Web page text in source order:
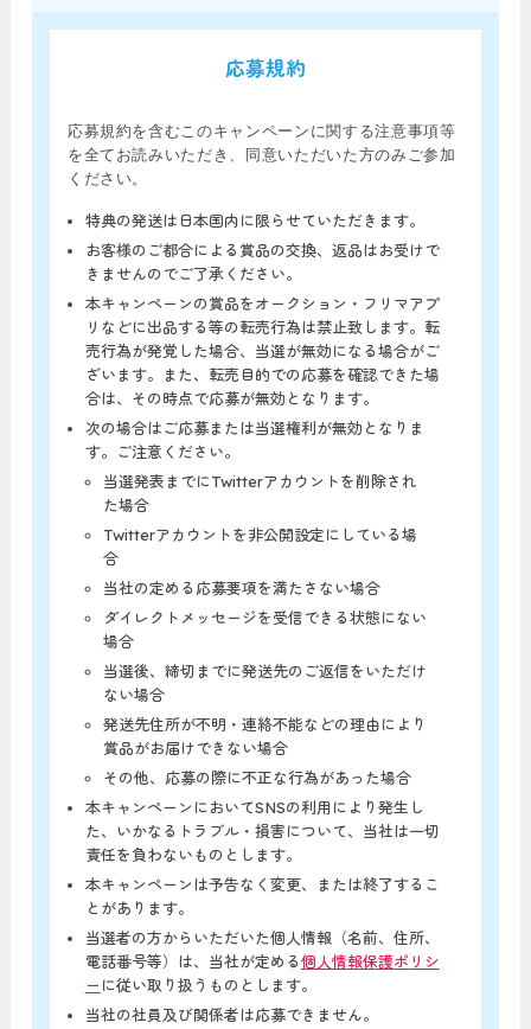
応募規約
応募規約を含むこのキャンペーンに関する注意事項等
を全てお読みいただき、同意いただいた方のみご参加
ください。
特典の発送は日本国内に限らせていただきます。
お客様のご都合による賞品の交換、返品はお受けで
きませんのでご了承ください。
本キャンペーンの賞品をオークション・フリマアプ
リなどに出品する等の転売行為は禁止致します。転
売行為が発覚した場合、当選が無効になる場合がご
ざいます。また、転売目的での応募を確認できた場
合は、その時点で応募が無効となります。
次の場合はご応募または当選権利が無効となりま
す。ご注意ください。
当選発表までにTwitterアカウントを削除され
た場合
Twitterアカウントを非公開設定にしている場
合
当社の定める応募要項を満たさない場合
ダイレクトメッセージを受信できる状態にない
場合
当選後、締切までに発送先のご返信をいただけ
ない場合
発送先住所が不明・連絡不能などの理由により
賞品がお届けできない場合
その他、応募の際に不正な行為があった場合
本キャンペーンにおいてSNSの利用により発生し
た、いかなるトラブル・損害について、当社は一切
責任を負わないものとします。
本キャンペーンは予告なく変更、または終了するこ
とがあります。
当選者の方からいただいた個人情報（名前、住所、
電話番号等）は、当社が定める個人情報保護ポリシ
ー に従い取り扱うものとします。
当社の社員及び関係者は応募できません。